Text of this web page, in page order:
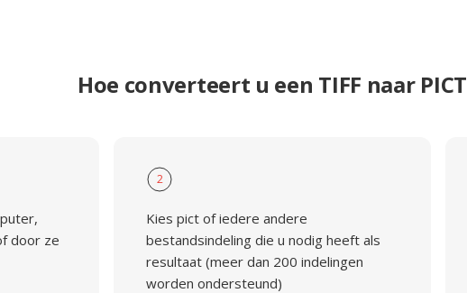
Hoe converteert u een TIFF naar PICT
door ze
2
Kies pict of iedere andere
bestandsindeling die u nodig heeft als
resultaat (meer dan 200 indelingen
worden ondersteund)